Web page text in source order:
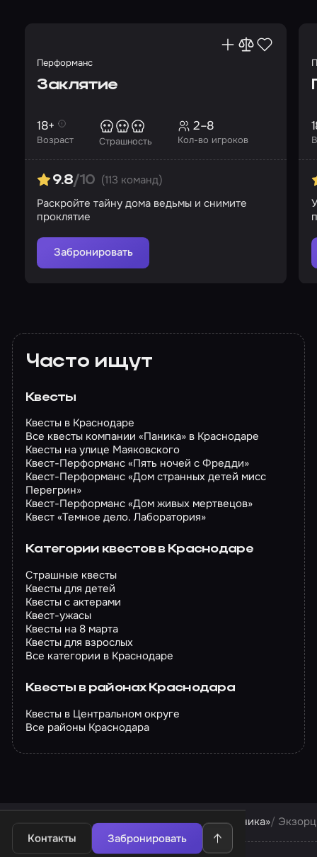
Перформанс
Заклятие
Возраст
18+
Страшность Кол-во игроков
2–8
9.8/10 (113 команд)
Раскройте тайну дома ведьмы и снимите
проклятие
Забронировать
Часто ищут
Квесты
Квесты в Краснодаре
Все квесты компании «Паника» в Краснодаре
Квесты на улице Маяковского
Квест-Перформанс «Пять ночей с Фредди»
Квест-Перформанс «Дом странных детей мисс
Перегрин»
Квест-Перформанс «Дом живых мертвецов»
Квест «Темное дело. Лаборатория»
Категории квестов в Краснодаре
Страшные квесты
Квесты для детей
Квесты с актерами
Квест-ужасы
Квесты на 8 марта
Квесты для взрослых
Все категории в Краснодаре
Квесты в районах Краснодара
Квесты в Центральном округе
Все районы Краснодара
Контакты Забронировать
Квесты в Краснодаре Квесты компании «Паника»